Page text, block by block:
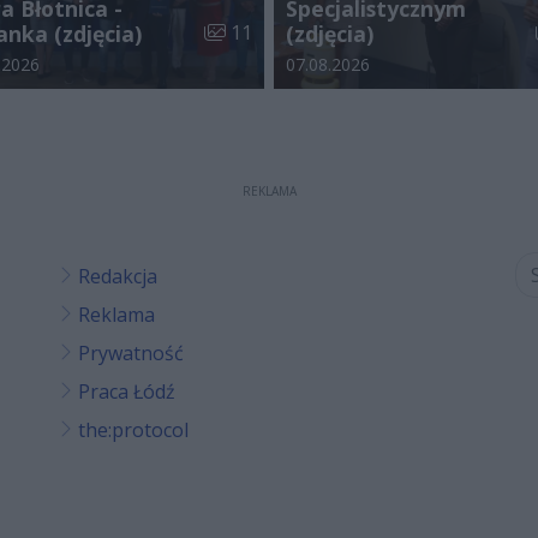
Błotnica -
(zdjęcia)
Liczba zdjęć w galerii:
11
galerii:
Specjalistycznym
(zdjęcia)
Data dodania galerii:
07.08.2026
REKLAMA
Redakcja
Reklama
Prywatność
Praca Łódź
the:protocol